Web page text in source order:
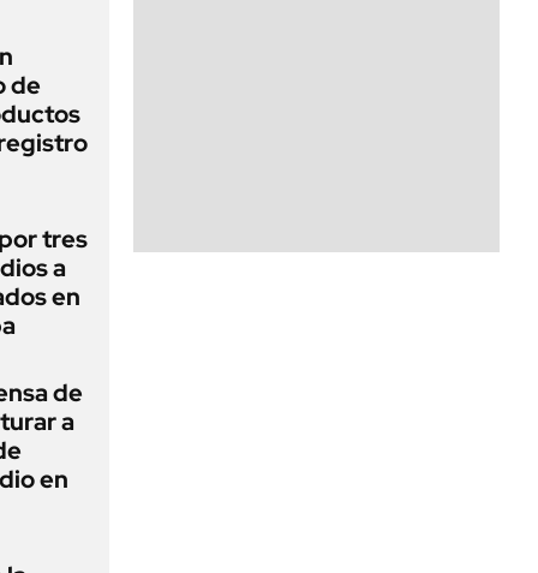
de
tres
a
en
de
a
en